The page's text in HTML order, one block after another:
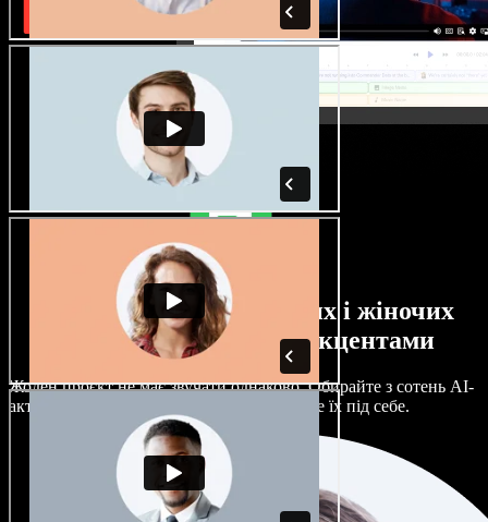
Великий вибір чоловічих і жіночих
голосів з будь-якими акцентами
Жоден проєкт не має звучати однаково. Обирайте з сотень AI-
акторів і акцентів та гнучко налаштовуйте їх під себе.